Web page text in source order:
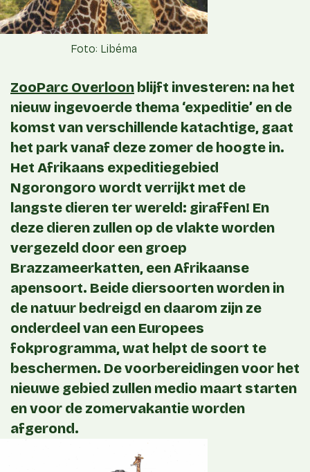
Foto: Libéma
ZooParc Overloon blijft investeren: na het
nieuw ingevoerde thema ‘expeditie’ en de
komst van verschillende katachtige, gaat
het park vanaf deze zomer de hoogte in.
Het Afrikaans expeditiegebied
Ngorongoro wordt verrijkt met de
langste dieren ter wereld: giraffen! En
deze dieren zullen op de vlakte worden
vergezeld door een groep
Brazzameerkatten, een Afrikaanse
apensoort. Beide diersoorten worden in
de natuur bedreigd en daarom zijn ze
onderdeel van een Europees
fokprogramma, wat helpt de soort te
beschermen. De voorbereidingen voor het
nieuwe gebied zullen medio maart starten
en voor de zomervakantie worden
afgerond.